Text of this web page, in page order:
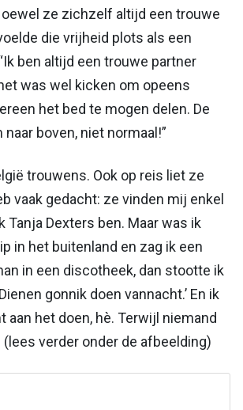
ze zichzelf altijd een trouwe
die vrijheid plots als een
ben altijd een trouwe partner
was wel kicken om opeens
het bed te mogen delen. De
boven, niet normaal!”
trouwens. Ook op reis liet ze
vaak gedacht: ze vinden mij enkel
Tanja Dexters ben. Maar was ik
in het buitenland en zag ik een
in een discotheek, dan stootte ik
gonnik doen vannacht.’ En ik
aan het doen, hè. Terwijl niemand
(lees verder onder de afbeelding)